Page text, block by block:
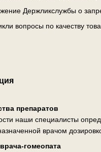
Держликслужбы о
вопросы по качеству
препаратов
наши специалисты
врачом
гомеопата